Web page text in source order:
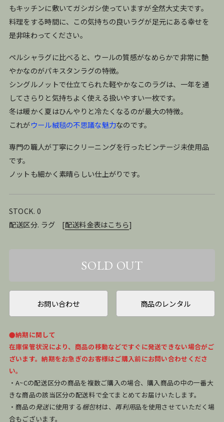
もキッチンに敷いてガシガシ使っていますが全然大丈夫です。
料理をする時間に、この気持ちの良いラグが足元にある幸せを
是非味わってください。
ペルシャラグに比べると、ウールの質感がなめらかで非常に艶
やかなのがパキスタンラグの特徴。
シングルノットで仕立てられた軽やかなこのラグは、一年を通
してさらりと気持ちよく使える扱いやすい一枚です。
冬は暖かく夏はひんやりと冷たくなるのが最大の特徴。
これがウール絨毯の不思議な魅力なのです。
専門の職人が丁寧にクリーニングを行ったビンテージ未使用品
です。
ノットも細かく素晴らしい仕上がりです。
STOCK. 0
配送区分. ラグ [配送料金表はこちら]
お問い合わせ 商品のレンタル
●納期に関して
在庫保管状況により、商品の移動などですぐに発送できない場合がご
ざいます。納期をお急ぎのお客様はご購入前にお問い合わせくださ
い。
・A~Cの配送区分の商品を複数ご購入の場合、購入商品の中の一番大
きな商品の該当区分の配送料で全てまとめてお届けいたします。
・商品の発送に使用する梱包材は、 再利用品を使用させていただく場
合もございます。